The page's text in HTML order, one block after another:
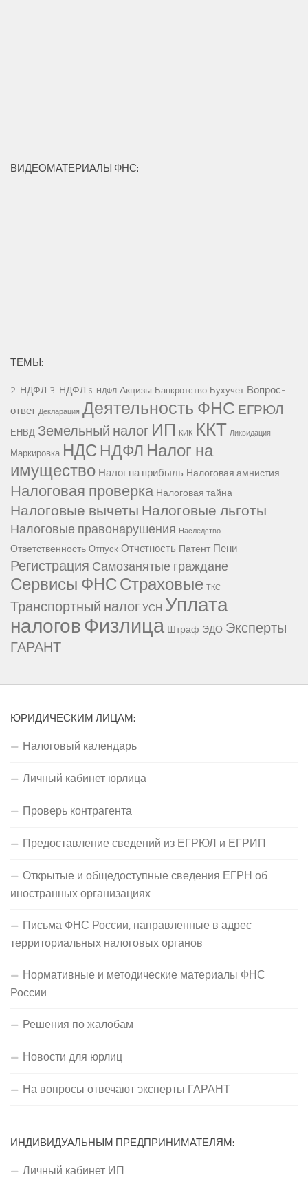
ВИДЕОМАТЕРИАЛЫ ФНС:
ТЕМЫ:
2-НДФЛ 3-НДФЛ 6-НДФЛ Акцизы Банкротство Бухучет Вопрос-
ответ Декларация Деятельность ФНС ЕГРЮЛ
ЕНВД Земельный налог ИП КИК ККТ Ликвидация
Маркировка НДС НДФЛ Налог на
имущество Налог на прибыль Налоговая амнистия
Налоговая проверка Налоговая тайна
Налоговые вычетыНалоговые льготы
Налоговые правонарушения Наследство
Ответственность Отпуск Отчетность Патент Пени
Регистрация Самозанятые граждане
Сервисы ФНССтраховые ТКС
Транспортный налогУСН Уплата
налоговФизлица Штраф ЭДО Эксперты
ГАРАНТ
ЮРИДИЧЕСКИМ ЛИЦАМ:
Налоговый календарь
Личный кабинет юрлица
Проверь контрагента
Предоставление сведений из ЕГРЮЛ и ЕГРИП
Открытые и общедоступные сведения ЕГРН об
иностранных организациях
Письма ФНС России, направленные в адрес
территориальных налоговых органов
Нормативные и методические материалы ФНС
России
Решения по жалобам
Новости для юрлиц
На вопросы отвечают эксперты ГАРАНТ
ИНДИВИДУАЛЬНЫМ ПРЕДПРИНИМАТЕЛЯМ:
Личный кабинет ИП